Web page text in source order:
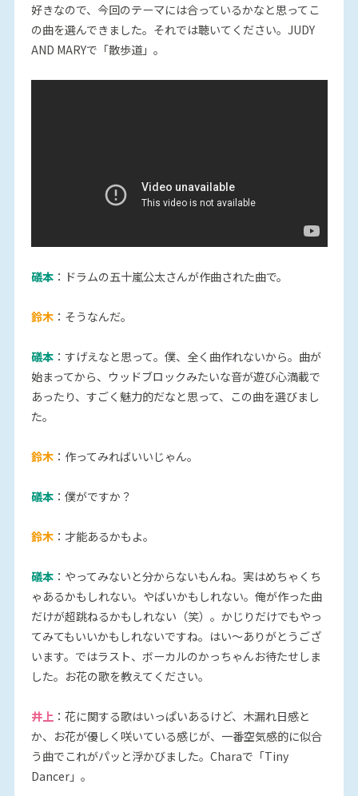
好きなので、今回のテーマには合っているかなと思ってこ
の曲を選んできました。それでは聴いてください。JUDY
AND MARYで「散歩道」。
礒本：ドラムの五十嵐公太さんが作曲された曲で。
鈴木：そうなんだ。
礒本：すげえなと思って。僕、全く曲作れないから。曲が
始まってから、ウッドブロックみたいな音が遊び心満載で
あったり、すごく魅力的だなと思って、この曲を選びまし
た。
鈴木：作ってみればいいじゃん。
礒本：僕がですか？
鈴木：才能あるかもよ。
礒本：やってみないと分からないもんね。実はめちゃくち
ゃあるかもしれない。やばいかもしれない。俺が作った曲
だけが超跳ねるかもしれない（笑）。かじりだけでもやっ
てみてもいいかもしれないですね。はい〜ありがとうござ
います。ではラスト、ボーカルのかっちゃんお待たせしま
した。お花の歌を教えてください。
井上 ：花に関する歌はいっぱいあるけど、木漏れ日感と
か、お花が優しく咲いている感じが、一番空気感的に似合
う曲でこれがパッと浮かびました。Charaで「Tiny
Dancer」。